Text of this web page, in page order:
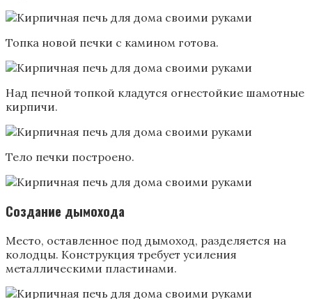
Топка новой печки с камином готова.
Над печной топкой кладутся огнестойкие шамотные
кирпичи.
Тело печки построено.
Создание дымохода
Место, оставленное под дымоход, разделяется на
колодцы. Конструкция требует усиления
металлическими пластинами.